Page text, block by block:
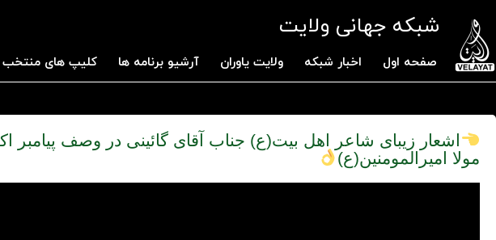
شبکه جهانی ولایت
صفحه اول اخبار شبکه ولایت یاوران آرشیو برنامه ها کلیپ های منتخب
اشعار زیبای شاعر اهل بیت(ع) جناب آقای گائینی در وصف پیامبر
مولا امیرالمومنین(ع)